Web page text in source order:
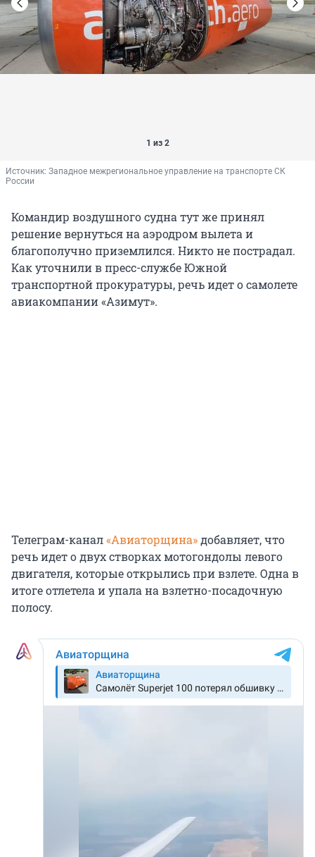
1 из 2
Источник: Западное межрегиональное управление на транспорте СК
России
Командир воздушного судна тут же принял
решение вернуться на аэродром вылета и
благополучно приземлился. Никто не пострадал.
Как уточнили в пресс-службе Южной
транспортной прокуратуры, речь идет о самолете
авиакомпании «Азимут».
Телеграм-канал«Авиаторщина»добавляет, что
речь идет о двух створках мотогондолы левого
двигателя, которые открылись при взлете. Одна в
итоге отлетела и упала на взлетно-посадочную
полосу.